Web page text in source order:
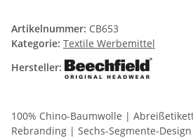
Artikelnummer: CB653
Kategorie: Textile Werbemittel
Hersteller:
100% Chino-Baumwolle |
Rebranding | Sechs-Segmente-